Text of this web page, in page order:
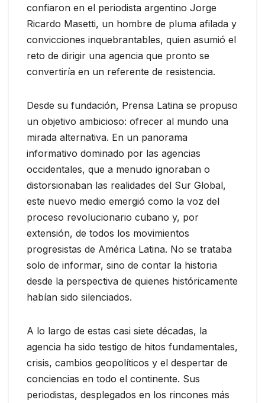
confiaron en el periodista argentino Jorge
Ricardo Masetti, un hombre de pluma afilada y
convicciones inquebrantables, quien asumió el
reto de dirigir una agencia que pronto se
convertiría en un referente de resistencia.
Desde su fundación, Prensa Latina se propuso
un objetivo ambicioso: ofrecer al mundo una
mirada alternativa. En un panorama
informativo dominado por las agencias
occidentales, que a menudo ignoraban o
distorsionaban las realidades del Sur Global,
este nuevo medio emergió como la voz del
proceso revolucionario cubano y, por
extensión, de todos los movimientos
progresistas de América Latina. No se trataba
solo de informar, sino de contar la historia
desde la perspectiva de quienes históricamente
habían sido silenciados.
A lo largo de estas casi siete décadas, la
agencia ha sido testigo de hitos fundamentales,
crisis, cambios geopolíticos y el despertar de
conciencias en todo el continente. Sus
periodistas, desplegados en los rincones más